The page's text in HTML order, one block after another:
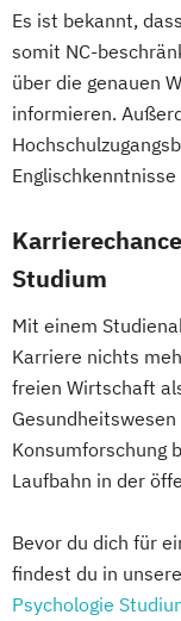
Es ist bekannt,
somit NC-
über die genauen
informieren.
Studium
Mit einem
Karriere nichts
freien Wirtschaft
Konsumforschung
Laufbahn in der
Bevor du dich für
findest du in
Psychologie